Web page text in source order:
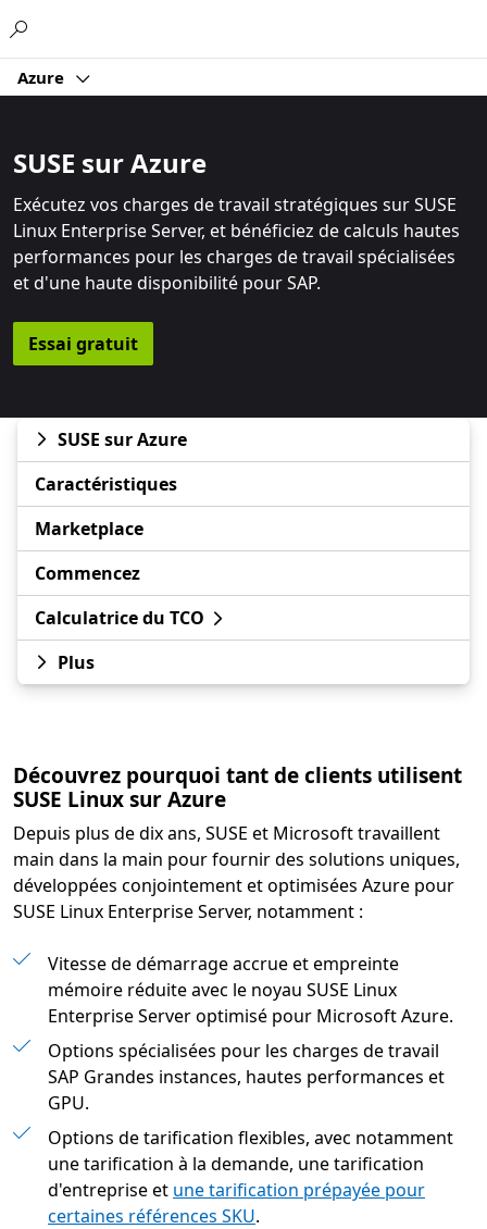
Azure
SUSE sur Azure
Exécutez vos charges de travail stratégiques sur SUSE
Linux Enterprise Server, et bénéficiez de calculs hautes
performances pour les charges de travail spécialisées
et d'une haute disponibilité pour SAP.
Essai gratuit
SUSE sur Azure
Caractéristiques
Marketplace
Commencez
Calculatrice du TCO
Plus
Découvrez pourquoi tant de clients utilisent
SUSE Linux sur Azure
Depuis plus de dix ans, SUSE et Microsoft travaillent
main dans la main pour fournir des solutions uniques,
développées conjointement et optimisées Azure pour
SUSE Linux Enterprise Server, notamment :
Vitesse de démarrage accrue et empreinte
mémoire réduite avec le noyau SUSE Linux
Enterprise Server optimisé pour Microsoft Azure.
Options spécialisées pour les charges de travail
SAP Grandes instances, hautes performances et
GPU.
Options de tarification flexibles, avec notamment
une tarification à la demande, une tarification
d'entreprise et une tarification prépayée pour
certaines références SKU.